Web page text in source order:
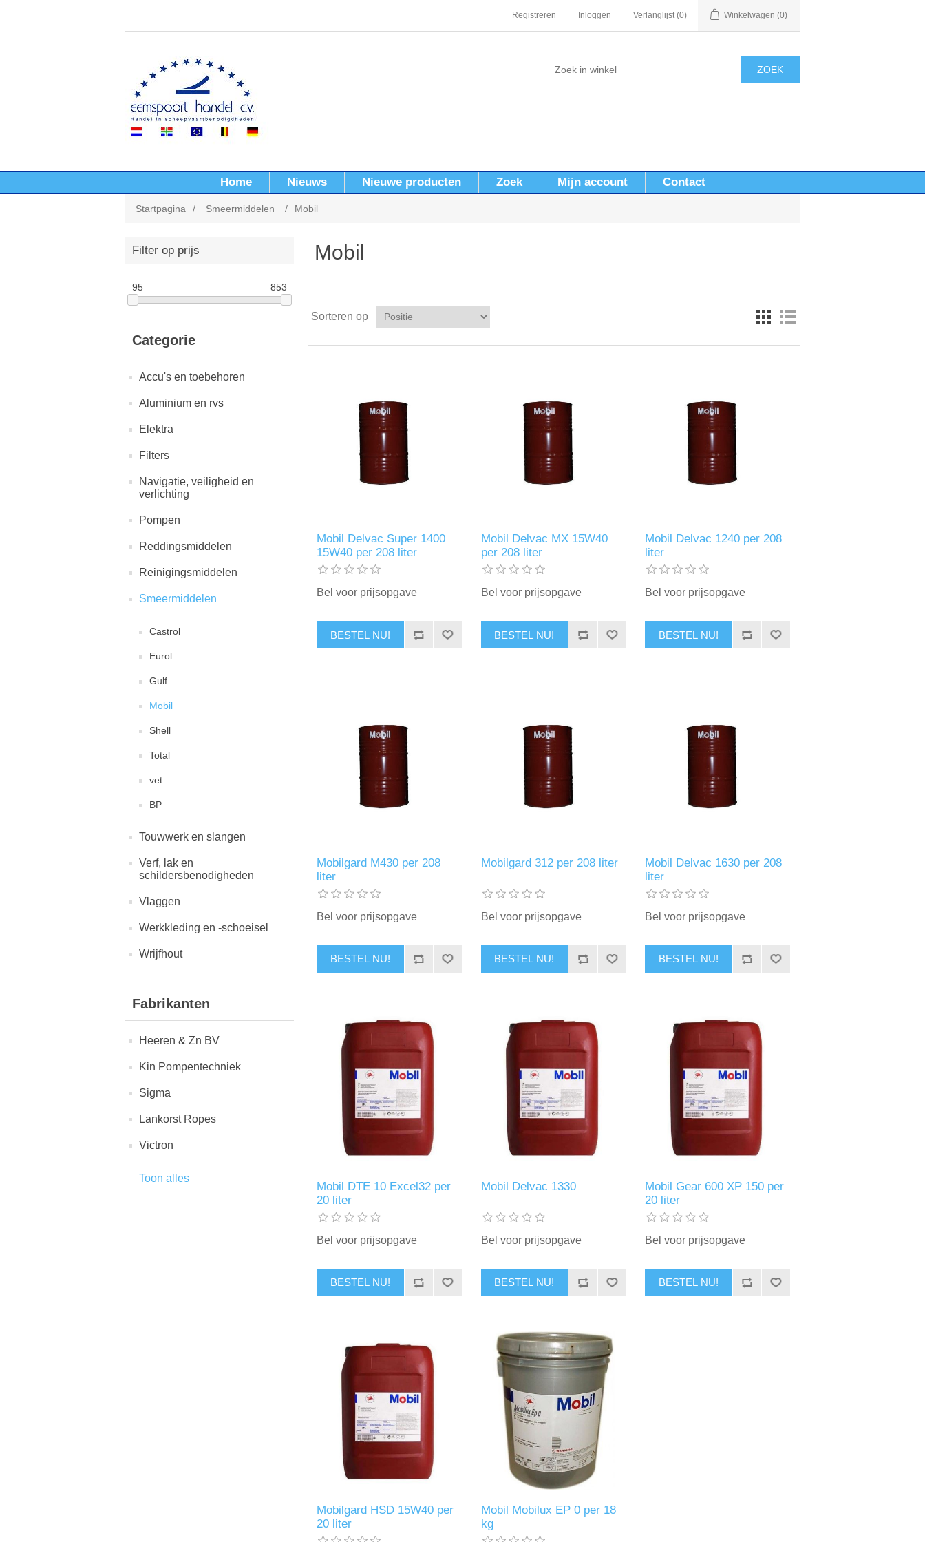
Registreren Inloggen Verlanglijst (0) Winkelwagen (0)
ZOEK
Home Nieuws Nieuwe producten Zoek Mijn account Contact
Startpagina / Smeermiddelen / Mobil
Filter op prijs
95 853
Categorie
Accu's en toebehoren
Aluminium en rvs
Elektra
Filters
Navigatie, veiligheid en
verlichting
Pompen
Reddingsmiddelen
Reinigingsmiddelen
Smeermiddelen
Castrol
Eurol
Gulf
Mobil
Shell
Total
vet
BP
Touwwerk en slangen
Verf, lak en
schildersbenodigheden
Vlaggen
Werkkleding en -schoeisel
Wrijfhout
Fabrikanten
Heeren & Zn BV
Kin Pompentechniek
Sigma
Lankorst Ropes
Victron
Toon alles
Mobil
Sorteren op
Mobil Delvac Super 1400
15W40 per 208 liter
Bel voor prijsopgave
BESTEL NU!
Mobil Delvac MX 15W40
per 208 liter
Bel voor prijsopgave
BESTEL NU!
Mobil Delvac 1240 per 208
liter
Bel voor prijsopgave
BESTEL NU!
Mobilgard M430 per 208
liter
Bel voor prijsopgave
BESTEL NU!
Mobilgard 312 per 208 liter
Bel voor prijsopgave
BESTEL NU!
Mobil Delvac 1630 per 208
liter
Bel voor prijsopgave
BESTEL NU!
Mobil DTE 10 Excel32 per
20 liter
Bel voor prijsopgave
BESTEL NU!
Mobil Delvac 1330
Bel voor prijsopgave
BESTEL NU!
Mobil Gear 600 XP 150 per
20 liter
Bel voor prijsopgave
BESTEL NU!
Mobilgard HSD 15W40 per
20 liter
Mobil Mobilux EP 0 per 18
kg